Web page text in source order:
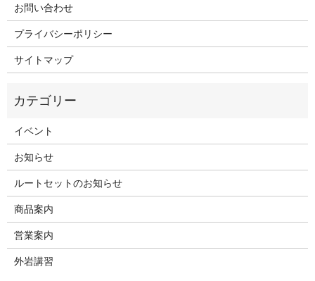
お問い合わせ
プライバシーポリシー
サイトマップ
イベント
お知らせ
ルートセットのお知らせ
商品案内
営業案内
外岩講習